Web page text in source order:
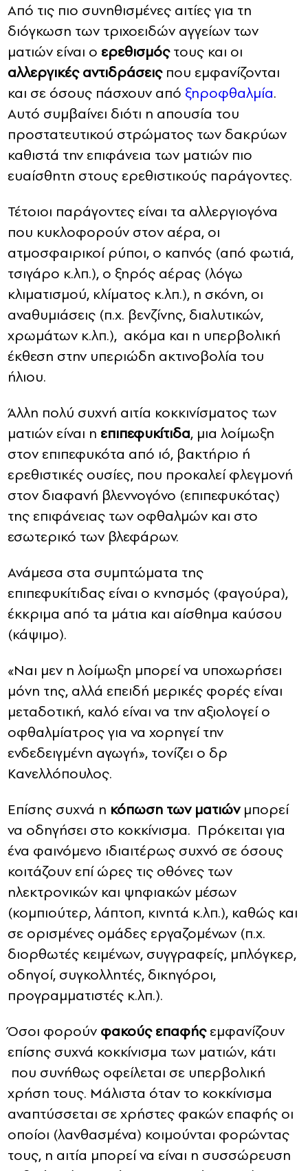
Από τις πιο συνηθισμένες αιτίες για τη
διόγκωση των τριχοειδών αγγείων των
ματιών είναι ο ερεθισμόςτους και οι
αλλεργικές αντιδράσειςπου εμφανίζονται
και σε όσους πάσχουν από ξηροφθαλμία.
Αυτό συμβαίνει διότι η απουσία του
προστατευτικού στρώματος των δακρύων
καθιστά την επιφάνεια των ματιών πιο
ευαίσθητη στους ερεθιστικούς παράγοντες.
Τέτοιοι παράγοντες είναι τα αλλεργιογόνα
που κυκλοφορούν στον αέρα, οι
ατμοσφαιρικοί ρύποι, ο καπνός (από φωτιά,
τσιγάρο κ.λπ.), ο ξηρός αέρας (λόγω
κλιματισμού, κλίματος κ.λπ.), η σκόνη, οι
αναθυμιάσεις (π.χ. βενζίνης, διαλυτικών,
χρωμάτων κ.λπ.), ακόμα και η υπερβολική
έκθεση στην υπεριώδη ακτινοβολία του
ήλιου.
Άλλη πολύ συχνή αιτία κοκκινίσματος των
ματιών είναι η επιπεφυκίτιδα, μια λοίμωξη
στον επιπεφυκότα από ιό, βακτήριο ή
ερεθιστικές ουσίες, που προκαλεί φλεγμονή
στον διαφανή βλεννογόνο (επιπεφυκότας)
της επιφάνειας των οφθαλμών και στο
εσωτερικό των βλεφάρων.
Ανάμεσα στα συμπτώματα της
επιπεφυκίτιδας είναι ο κνησμός (φαγούρα),
έκκριμα από τα μάτια και αίσθημα καύσου
(κάψιμο).
«Ναι μεν η λοίμωξη μπορεί να υποχωρήσει
μόνη της, αλλά επειδή μερικές φορές είναι
μεταδοτική, καλό είναι να την αξιολογεί ο
οφθαλμίατρος για να χορηγεί την
ενδεδειγμένη αγωγή», τονίζει ο δρ
Κανελλόπουλος.
Επίσης συχνά η κόπωση των ματιώνμπορεί
να οδηγήσει στο κοκκίνισμα. Πρόκειται για
ένα φαινόμενο ιδιαιτέρως συχνό σε όσους
κοιτάζουν επί ώρες τις οθόνες των
ηλεκτρονικών και ψηφιακών μέσων
(κομπιούτερ, λάπτοπ, κινητά κ.λπ.), καθώς και
σε ορισμένες ομάδες εργαζομένων (π.χ.
διορθωτές κειμένων, συγγραφείς, μπλόγκερ,
οδηγοί, συγκολλητές, δικηγόροι,
προγραμματιστές κ.λπ.).
Όσοι φορούν φακούς επαφήςεμφανίζουν
επίσης συχνά κοκκίνισμα των ματιών, κάτι
που συνήθως οφείλεται σε υπερβολική
χρήση τους. Μάλιστα όταν το κοκκίνισμα
αναπτύσσεται σε χρήστες φακών επαφής οι
οποίοι (λανθασμένα) κοιμούνται φορώντας
τους, η αιτία μπορεί να είναι η συσσώρευση